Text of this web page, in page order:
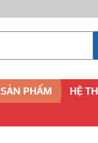
SẢN PHẨM HỆ